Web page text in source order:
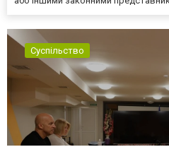
Суспільство